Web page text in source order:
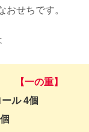
おせちです。
【一の重】
ル 4個